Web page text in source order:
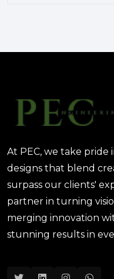
At PEC, we take
designs that blend
surpass our clients'
partner in turning
merging innovation
stunning results in